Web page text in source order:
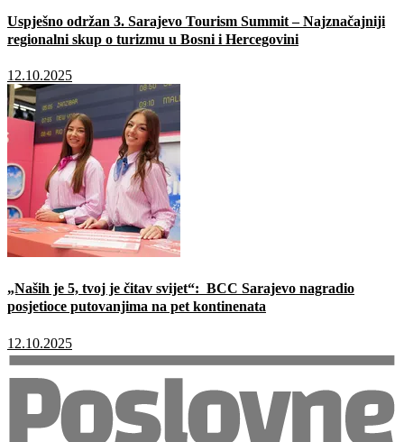
Uspješno održan 3. Sarajevo Tourism Summit – Najznačajniji
regionalni skup o turizmu u Bosni i Hercegovini
12.10.2025
„Naših je 5, tvoj je čitav svijet“: BCC Sarajevo nagradio
posjetioce putovanjima na pet kontinenata
12.10.2025